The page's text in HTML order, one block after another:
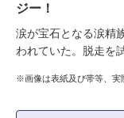
ジー！
涙が宝石となる涙精
われていた。脱走を
※画像は表紙及び帯等、実